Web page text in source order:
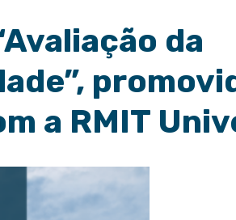
da
a RMIT